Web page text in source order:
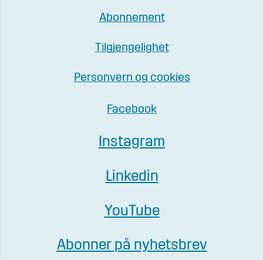
Abonnement
Tilgjengelighet
Personvern og cookies
Facebook
Instagram
Linkedin
YouTube
Abonner på nyhetsbrev